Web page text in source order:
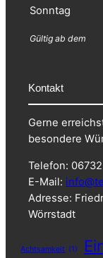
Sonntag
Gültig ab dem
Kontakt
Gerne
besondere
Telefon:
E-Mail:
Adresse:
Wörrstadt
Achtsamkeit (1)